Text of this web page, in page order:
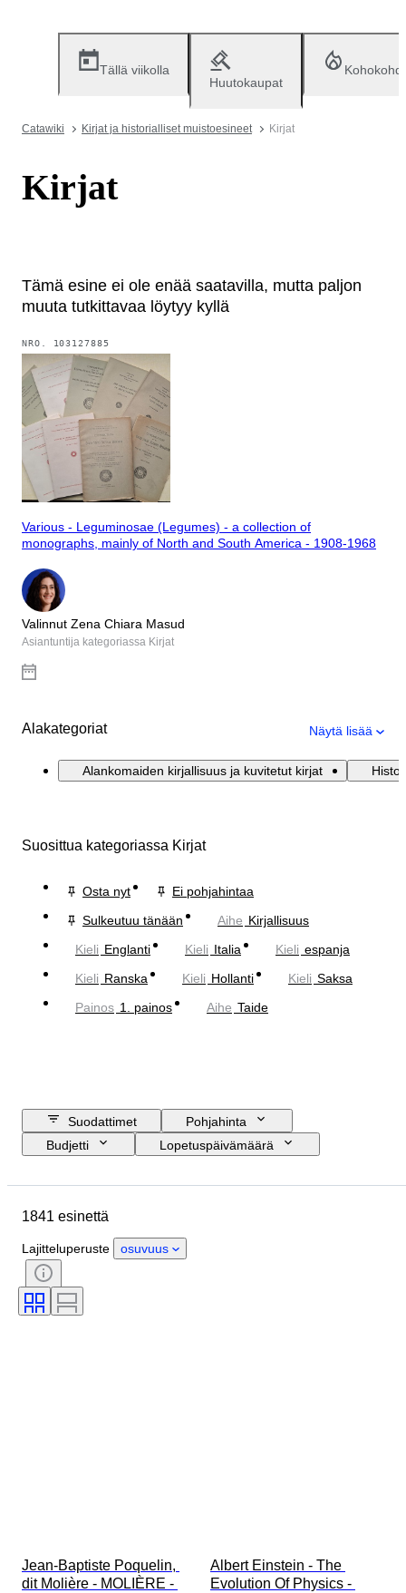
Tällä viikolla
Huutokaupat
Catawiki Kirjat ja historialliset muistoesineet Kirjat
Kirjat
Tämä esine ei ole enää saatavilla, mutta paljon
muuta tutkittavaa löytyy kyllä
NRO. 103127885
Various - Leguminosae (Legumes) - a collection of
monographs, mainly of North and South America - 1908-1968
Valinnut Zena Chiara Masud
Asiantuntija kategoriassa Kirjat
Alakategoriat Näytä lisää
Alankomaiden kirjallisuus ja kuvitetut kirjat
Suosittua kategoriassa Kirjat
Osta nyt
Ei pohjahintaa
Sulkeutuu tänään
Aihe Kirjallisuus
Kieli Englanti Kieli Italia Kieli espanja
Kieli Ranska Kieli Hollanti Kieli Saksa
Painos 1. painos Aihe Taide
Suodattimet
Pohjahinta
Budjetti
Lopetuspäivämäärä
Ajanjakso
Tyylisuuntaus
Allekirjoitus
Sidonta
Kieli
Aikakausi
1841 esinettä
Lajitteluperuste osuvuus
Jean-Baptiste Poquelin,
dit Molière - MOLIÈRE -
Albert Einstein - The
Evolution Of Physics -